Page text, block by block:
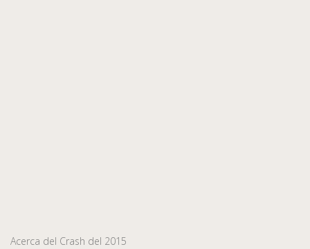
Acerca del Crash del 2015